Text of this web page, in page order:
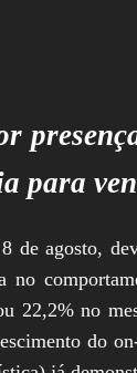
para
de agosto,
no
22,2% no
do